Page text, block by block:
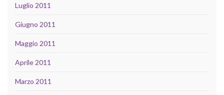
Luglio 2011
Giugno 2011
Maggio 2011
Aprile 2011
Marzo 2011